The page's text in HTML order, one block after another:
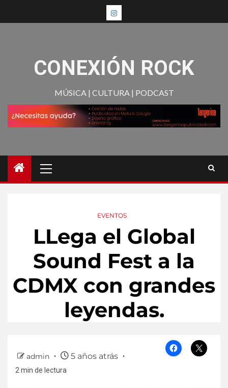
CONEXIÓN ROCK
MÚSICA | CULTURA | PODCAST
EVENTOS
LLega el Global
Sound Fest a la
CDMX con grandes
leyendas.
admin 5 años atrás
2 min de lectura